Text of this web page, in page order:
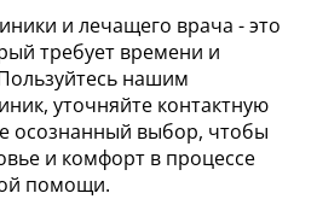
и лечащего врача - это
требует времени и
нашим
уточняйте контактную
осознанный выбор, чтобы
и комфорт в процессе
помощи.